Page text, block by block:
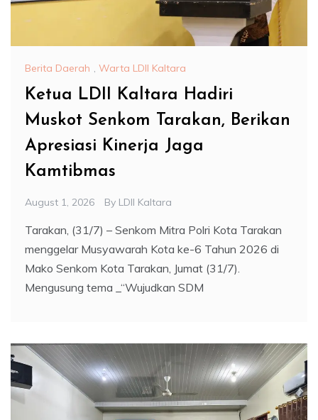
Berita Daerah , Warta LDII Kaltara
Ketua LDII Kaltara Hadiri
Muskot Senkom Tarakan, Berikan
Apresiasi Kinerja Jaga
Kamtibmas
August 1, 2026 By LDII Kaltara
Tarakan, (31/7) – Senkom Mitra Polri Kota Tarakan
menggelar Musyawarah Kota ke-6 Tahun 2026 di
Mako Senkom Kota Tarakan, Jumat (31/7).
Mengusung tema _“Wujudkan SDM